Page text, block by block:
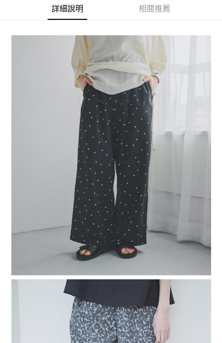
3.實際核准額度、可分期數及費用金額請依後續交易確認頁面所載為準。
4.訂單成立30分鐘內，如未前往確認交易或遇審核未通過，訂單將自動取
消。如遇「轉專審核」未通過狀況，表示未達大哥付你分期系統評分，恕無
1.分期款項不併入電信帳單，「大哥付你分期」於每月結算日後寄送繳費提
2.透過簡訊連結打開帳單後，可選擇「超商條碼／台灣大直營門市／銀行轉
帳／街口支付／iPASS MONEY」等通路繳費。
1.本服務係由「台灣大哥大股份有限公司」（以下簡稱本公司）所提供，讓
用戶於交易時，得透過本服務購買商品或服務，並由商店將買賣／分期付款
買賣價金債權讓與本公司後，依約使用本公司帳單繳交帳款。
2.基於同意付款使用「大哥付你分期」之契約關係目的，商店將以您的個人
資料（包含姓名、電話或地址）提供予台灣大哥大進項蒐集、處理及利用，
由本公司與您本人進行分期帳單所需資料之確認、核對及更正。
3.完整用戶服務條款，請詳閱以下連結： https://oppay.tw/userRule
３．安心：先確認商品／服務後，再付款。
【「AFTEE先享後付」結帳流程】
１．於結帳方式選擇「AFTEE先享後付」後，將跳轉至「AFTEE先享後付」
結帳頁面，進行簡訊認證並確認金額後，即可完成結帳。
２．訂單成立數日內，您將收到繳費通知簡訊。
３．收到繳費通知簡訊後14天內，點擊此簡訊中的連結，可透過四大超商／
ATM／網路銀行／等多元方式進行付款，方視為交易完成。
※ 請注意：結帳手續完成當下不需立刻繳費，但若您需要取消訂單，請聯絡
購買商品的店家。未經商家同意取消之訂單仍視為有效，需透過AFTEE先享
※ 交易是否成功請以「AFTEE先享後付 」之結帳頁面顯示為準，若有關於
是否繳費成功／繳費後需取消欲退款等相關疑問，請聯繫「AFTEE先享後付
https://netprotections.freshdesk.com/support/home
１．透過由恩沛科技股份有限公司提供之「AFTEE先享後付」服務完成之交
易，需依本服務之必要範圍內提供個人資料，並將交易相關給付款項請求債
權轉讓予恩沛科技股份有限公司。
２．關於個人資料處理事宜，請瀏覽以下網址：
https://aftee.tw/terms/#terms3
３．未成年的使用者請事先徵得法定代理人或監護人之同意方可使用
「AFTEE先享後付」，若未經同意申辦者引起之損失，本公司不負相關責
任。
４．使用「AFTEE先享後付」時，將依據個別帳號之用戶狀況，依本公司即
時審查核予不同之上限額度；若仍有額度不足之情形，本公司將視審查結果
請求用戶進行身份認證。
恩沛科技股份有限公司將有權停止該用戶之使用額度並採取法律行動。
全家 取貨付款
每筆NT$80，滿NT$888(含以上)免運費
每筆NT$80，滿NT$888(含以上)免運費
每筆NT$80，滿NT$1,500(含以上)免運費
每筆NT$80，滿NT$1,500(含以上)免運費
每筆NT$80，滿NT$1,500(含以上)免運費
詳細說明 相關推薦